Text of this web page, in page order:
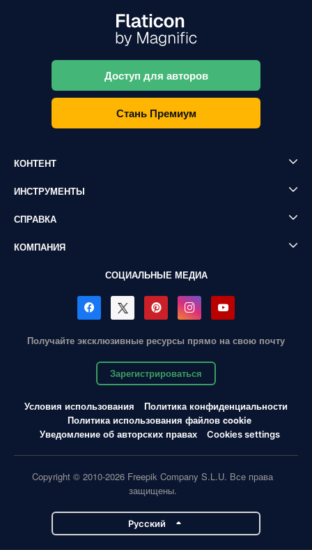
Доступ для авторов
Стань Премиум
КОНТЕНТ
ИНСТРУМЕНТЫ
СПРАВКА
КОМПАНИЯ
СОЦИАЛЬНЫЕ МЕДИА
Получайте эксклюзивные ресурсы прямо на свою почту
Зарегистрироваться
Условия использования
Политика конфиденциальности
Политика использования файлов cookie
Уведомление об авторских правах
Cookies settings
Copyright © 2010-2026 Freepik Company S.L.U. Все права
защищены.
Pусский